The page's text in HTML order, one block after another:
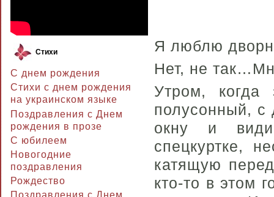
Стихи
С днем рождения
Стихи с днем рождения
на украинском языке
Поздравления с Днем
рождения в прозе
C юбилеем
Новогодние
поздравления
Рождество
Я люблю
Нет, не
Утром,
полусонный,
окну и
спецкуртке,
катящую
кто-то в этом